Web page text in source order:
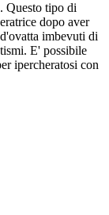
Questo tipo di
dopo aver
imbevuti di
E' possibile
ipercheratosi con